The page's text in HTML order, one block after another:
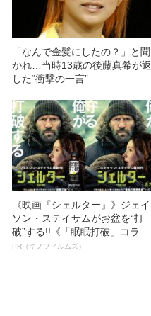
「なんで金髪にしたの？」と聞
かれ…当時13歳の後藤真希が返
した“衝撃の一言”
《映画『シェルター』》ジェイ
ソン・ステイサムがお盆を“打
破”する!!《「眠眠打破」コラ
ボ》
PR（キノフィルムズ）